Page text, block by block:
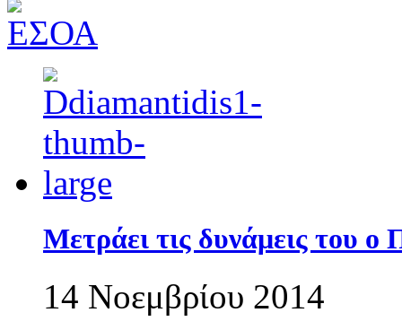
Μετράει τις δυνάμεις του ο
14 Νοεμβρίου 2014